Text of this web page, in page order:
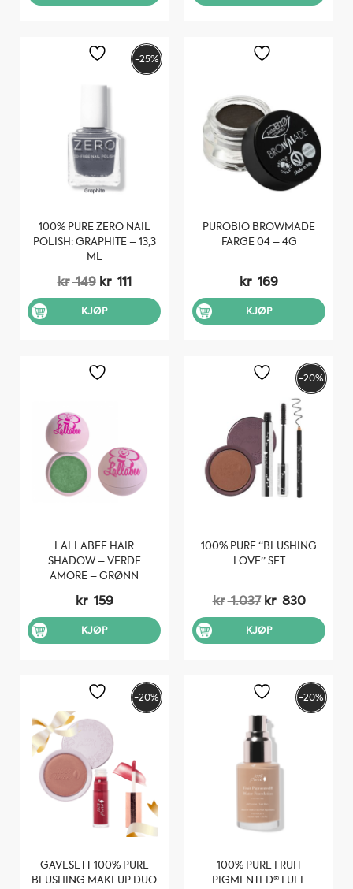
-25%
100% PURE ZERO NAIL
POLISH: GRAPHITE – 13,3
ML
kr149 Opprinnelig
pris
var:
kr 149.
kr 111Nåværende
pris
kr 111.
KJØP
PUROBIO BROWMADE
FARGE 04 – 4G
kr 169
KJØP
LALLABEE HAIR
SHADOW – VERDE
AMORE – GRØNN
kr 159
KJØP
-20%
100% PURE “BLUSHING
LOVE” SET
kr1.037 Opprinnelig
pris
var:
kr 1.037.
kr 830
pris
er:
kr 830.
KJØP
-20%
GAVESETT 100% PURE
BLUSHING MAKEUP DUO
-20%
100% PURE FRUIT
PIGMENTED® FULL